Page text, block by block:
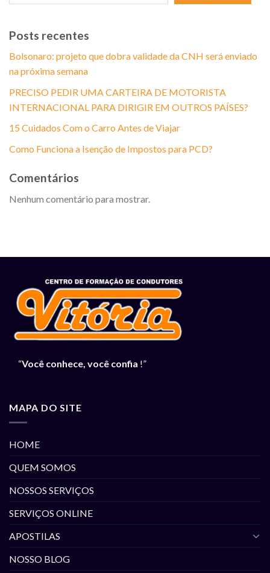
Posts recentes
Bolsonaro: projeto que dobra validade da CNH será enviado
na próxima semana
PRECISO PEDIR UMA CARTEIRA DE MOTORISTA
INTERNACIONAL PARA DIRIGIR EM OUTROS PAÍSES?
15 Cuidados Com o Carro Antes de Viajar
Como Funciona a Isenção de Impostos para PCD?
Comentários
Nenhum comentário para mostrar.
“Você conhece, você confia !”
MAPA DO SITE
HOME
QUEM SOMOS
NOSSOS SERVIÇOS
SERVIÇOS ONLINE
APOSTILAS
NOSSO BLOG